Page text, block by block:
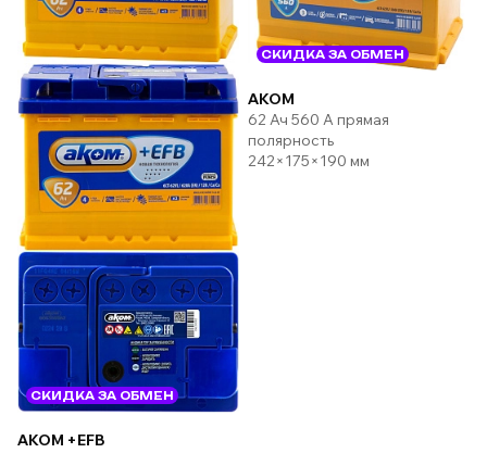
СКИДКА ЗА ОБМЕН
AKOM +EFB
СКИДКА ЗА ОБМЕН
AKOM
62 Ач 560 А прямая
полярность
242×175×190 мм